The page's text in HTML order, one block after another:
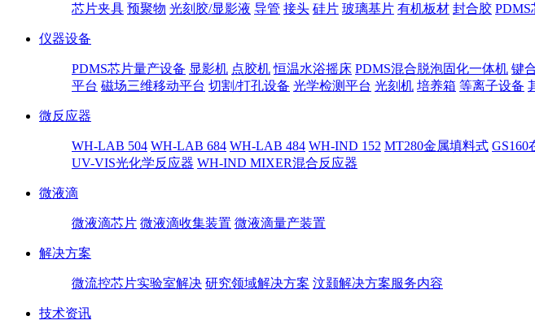
芯片夹具 预聚物 光刻胶/显影液 导管 接头 硅片 玻璃基片 有机板材 封合胶
仪器设备
PDMS芯片量产设备 显影机 点胶机 恒温水浴摇床 PDMS混合脱泡固化一体机 键
平台 磁场三维移动平台 切割/打孔设备 光学检测平台 光刻机 培养箱 等离子设备
微反应器
WH-LAB 504 WH-LAB 684 WH-LAB 484 WH-IND 152 MT280金属填料式 GS160
UV-VIS光化学反应器 WH-IND MIXER混合反应器
微液滴
微液滴芯片 微液滴收集装置 微液滴量产装置
解决方案
微流控芯片实验室解决 研究领域解决方案 汶颢解决方案服务内容
技术资讯